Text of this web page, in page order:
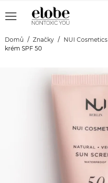
menu
Domů Značky NUI Cosmetics
krém SPF 50